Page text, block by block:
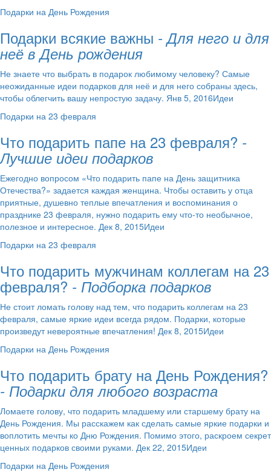
Подарки на День Рождения
Подарки всякие важны - Для него и для
неё в День рождения
Не знаете что выбрать в подарок любимому человеку? Самые
неожиданные идеи подарков для неё и для него собраны здесь,
чтобы облегчить вашу непростую задачу. Янв 5, 2016Идеи
Подарки на 23 февраля
Что подарить папе на 23 февраля? -
Лучшие идеи подарков
Ежегодно вопросом «Что подарить папе на День защитника
Отечества?» задается каждая женщина. Чтобы оставить у отца
приятные, душевно теплые впечатления и воспоминания о
празднике 23 февраля, нужно подарить ему что-то необычное,
полезное и интересное. Дек 8, 2015Идеи
Подарки на 23 февраля
Что подарить мужчинам коллегам на 23
февраля? - Подборка подарков
Не стоит ломать голову над тем, что подарить коллегам на 23
февраля, самые яркие идеи всегда рядом. Подарки, которые
произведут невероятные впечатления! Дек 8, 2015Идеи
Подарки на День Рождения
Что подарить брату на День Рождения?
- Подарки для любого возраста
Ломаете голову, что подарить младшему или старшему брату на
День Рождения. Мы расскажем как сделать самые яркие подарки и
воплотить мечты ко Дню Рождения. Помимо этого, раскроем секрет
ценных подарков своими руками. Дек 22, 2015Идеи
Подарки на День Рождения